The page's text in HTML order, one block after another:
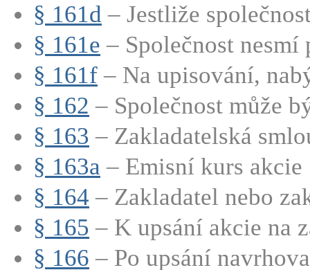
§ 161d – Jestliže
§ 161e – Společnost nesmí
§ 161f – Na upisování,
§ 162 – Společnost může
§ 163 – Zakladatelská
§ 163a – Emisní kurs akcie
§ 164 – Zakladatel nebo
§ 165 – K upsání akcie na
§ 166 – Po upsání